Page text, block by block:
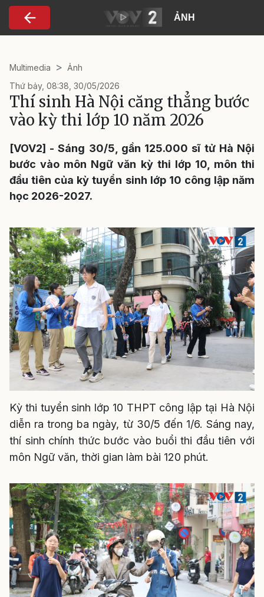
Nhảy đến nội dung
ẢNH
Multimedia
Ảnh
Thứ bảy, 08:38, 30/05/2026
Thí sinh Hà Nội căng thẳng bước
vào kỳ thi lớp 10 năm 2026
[VOV2] - Sáng 30/5, gần 125.000 sĩ tử Hà Nội
bước vào môn Ngữ văn kỳ thi lớp 10, môn thi
đầu tiên của kỳ tuyển sinh lớp 10 công lập năm
học 2026-2027.
Kỳ thi tuyển sinh lớp 10 THPT công lập tại Hà Nội
diễn ra trong ba ngày, từ 30/5 đến 1/6. Sáng nay,
thí sinh chính thức bước vào buổi thi đầu tiên với
môn Ngữ văn, thời gian làm bài 120 phút.